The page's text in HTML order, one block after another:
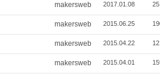
makersweb 2017.01.08
makersweb 2015.06.25
makersweb 2015.04.22
makersweb 2015.04.01